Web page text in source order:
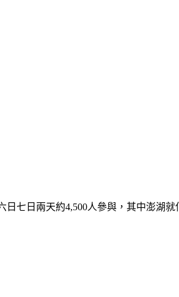
七日兩天約4,500人參與，其中澎湖就